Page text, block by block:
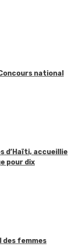
national
d’Haïti, accueillie
pour dix
des femmes